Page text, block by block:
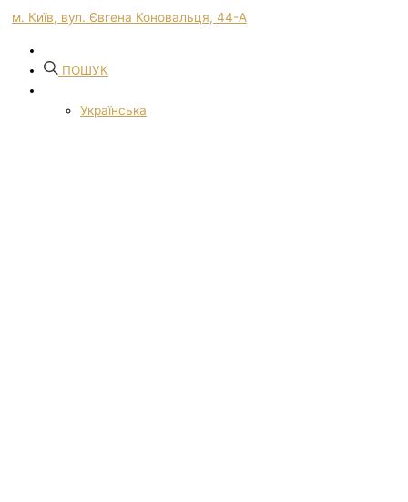
м. Київ, вул. Євгена Коновальця, 44-А
ПОШУК
Українська